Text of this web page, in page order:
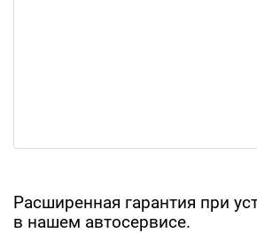
Расширенная гарантия при
в нашем автосервисе.